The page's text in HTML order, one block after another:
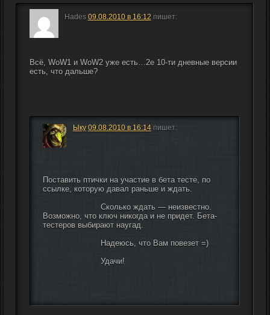
Hades 09.08.2010 в 16:12 пишет:
Всё, WoW1 и WoW2 уже есть…2е 10-ти дневные версии
есть, что дальше?
Ыку 09.08.2010 в 16:14 пишет:
Поставить птички на участие в бета тесте, по
ссылке, которую давал раньше и ждать.
Возможно, что ключ никогда и не придет. Бета-
тестеров выбирают наугад.
                        Надеюсь, что Вам повезет =)
                        Удачи!